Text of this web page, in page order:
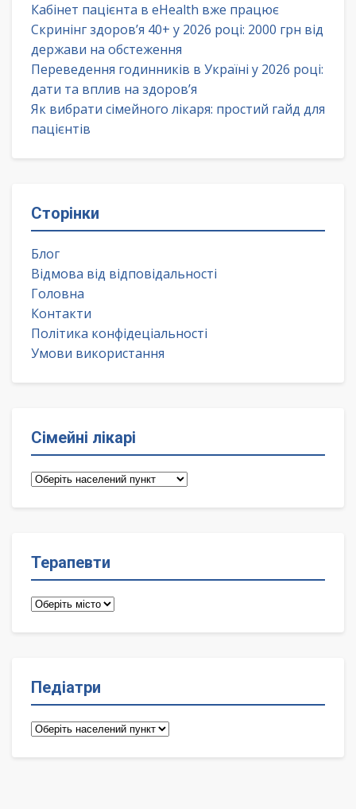
Кабінет пацієнта в eHealth вже працює
Скринінг здоров’я 40+ у 2026 році: 2000 грн від
держави на обстеження
Переведення годинників в Україні у 2026 році:
дати та вплив на здоров’я
Як вибрати сімейного лікаря: простий гайд для
пацієнтів
Сторінки
Блог
Відмова від відповідальності
Головна
Контакти
Політика конфідеціальності
Умови використання
Сімейні лікарі
Сімейні
Терапевти
Терапевти
Педіатри
Педіатри